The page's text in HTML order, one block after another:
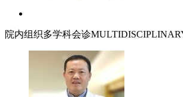
院内组织多学科会诊